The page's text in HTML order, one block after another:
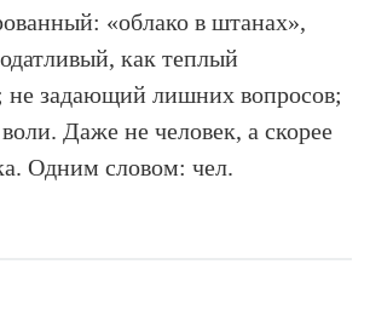
«облако в штанах»,
как теплый
не задающий лишних вопросов;
Даже не человек, а скорее
Одним словом: чел.